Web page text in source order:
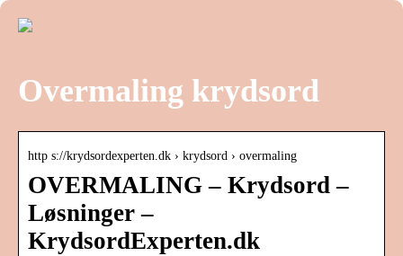
Overmaling krydsord
http s://krydsordexperten.dk › krydsord › overmaling
OVERMALING – Krydsord –
Løsninger –
KrydsordExperten.dk